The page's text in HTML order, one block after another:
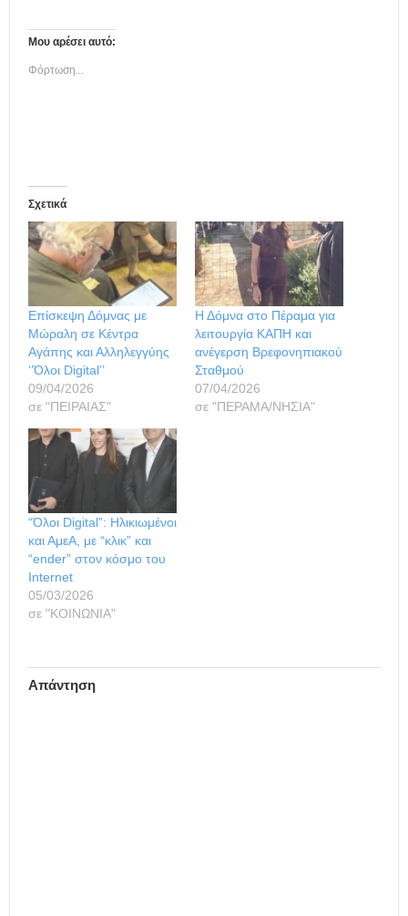
Μου αρέσει αυτό:
Φόρτωση...
Σχετικά
Επίσκεψη Δόμνας με
Μώραλη σε Κέντρα
Αγάπης και Αλληλεγγύης
‘’Όλοι Digital’’
09/04/2026
σε "ΠΕΙΡΑΙΑΣ"
Η Δόμνα στο Πέραμα για
λειτουργία ΚΑΠΗ και
ανέγερση Βρεφονηπιακού
Σταθμού
07/04/2026
σε "ΠΕΡΑΜΑ/ΝΗΣΙΑ"
“Όλοι Digital”: Ηλικιωμένοι
και ΑμεΑ, με “κλικ” και
“ender” στον κόσμο του
Internet
05/03/2026
σε "ΚΟΙΝΩΝΙΑ"
Απάντηση